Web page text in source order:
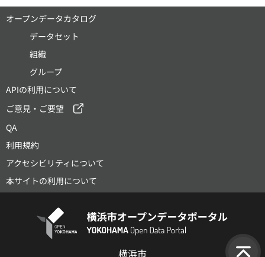
オープンデータカタログ
データセット
組織
グループ
APIの利用について
ご意見・ご要望
QA
利用規約
アクセシビリティについて
本サイトの利用について
横浜市